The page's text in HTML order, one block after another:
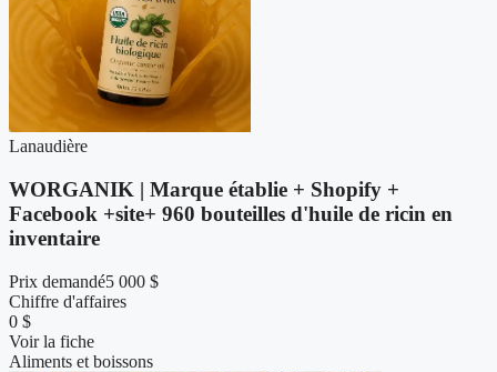
Lanaudière
WORGANIK | Marque établie + Shopify +
Facebook +site+ 960 bouteilles d'huile de ricin en
inventaire
Prix demandé5 000 $
Chiffre d'affaires
0 $
Voir la fiche
Aliments et boissons